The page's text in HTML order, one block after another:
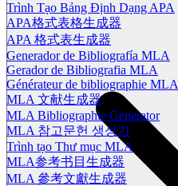
Trình Tạo Bảng Định Dạng APA
APA格式表格生成器
APA 格式表生成器
Generador de Bibliografía MLA
Gerador de Bibliografia MLA
Générateur de bibliographie MLA
MLA 文献生成器
MLA Bibliographie Generator
MLA 참고문헌 생성기
Trình tạo Thư mục MLA
MLA参考书目生成器
MLA 參考文獻生成器